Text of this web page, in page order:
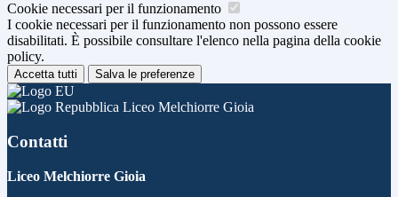
Cookie necessari per il funzionamento
I cookie necessari per il funzionamento non possono essere
disabilitati. È possibile consultare l'elenco nella pagina della cookie
policy.
Accetta tutti Salva le preferenze
Liceo Melchiorre Gioia
Contatti
Liceo Melchiorre Gioia